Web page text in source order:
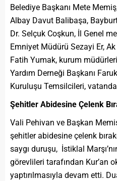
Belediye Başkanı Mete
Albay Davut Balibaşa,
Dr. Selçuk Coşkun, İl Genel
Emniyet Müdürü Sezayi Er,
Fatih Yumak, kurum
Yardım Derneği Başkanı
Kuruluşu Temsilcileri,
Şehitler Abidesine Çelenk
Vali Pehivan ve Başkan
şehitler abidesine çelenk
saygı duruşu, İstiklal
görevlileri tarafından Kur’an
yaptırılmasıyla devam etti.